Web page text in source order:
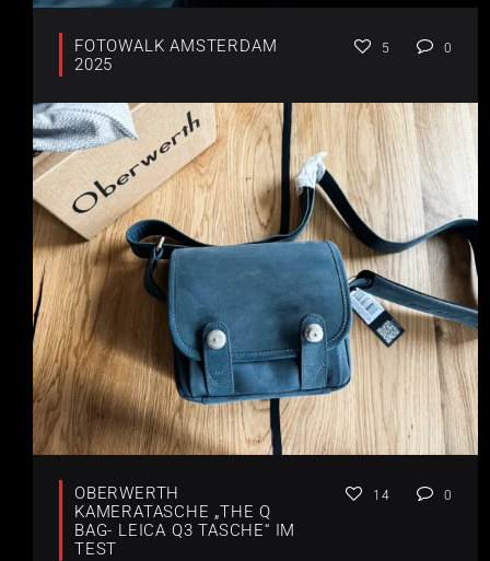
FOTOWALK AMSTERDAM
2025
5 0
OBERWERTH
KAMERATASCHE „THE Q
BAG- LEICA Q3 TASCHE“ IM
TEST
14 0